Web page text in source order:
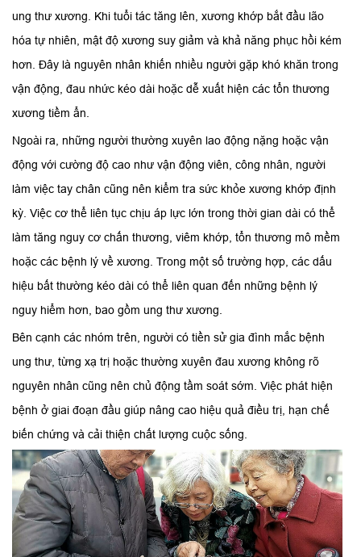
ung thư xương. Khi tuổi tác tăng lên, xương khớp bắt đầu lão
hóa tự nhiên, mật độ xương suy giảm và khả năng phục hồi kém
hơn. Đây là nguyên nhân khiến nhiều người gặp khó khăn trong
vận động, đau nhức kéo dài hoặc dễ xuất hiện các tổn thương
xương tiềm ẩn.
Ngoài ra, những người thường xuyên lao động nặng hoặc vận
động với cường độ cao như vận động viên, công nhân, người
làm việc tay chân cũng nên kiểm tra sức khỏe xương khớp định
kỳ. Việc cơ thể liên tục chịu áp lực lớn trong thời gian dài có thể
làm tăng nguy cơ chấn thương, viêm khớp, tổn thương mô mềm
hoặc các bệnh lý về xương. Trong một số trường hợp, các dấu
hiệu bất thường kéo dài có thể liên quan đến những bệnh lý
nguy hiểm hơn, bao gồm ung thư xương.
Bên cạnh các nhóm trên, người có tiền sử gia đình mắc bệnh
ung thư, từng xạ trị hoặc thường xuyên đau xương không rõ
nguyên nhân cũng nên chủ động tầm soát sớm. Việc phát hiện
bệnh ở giai đoạn đầu giúp nâng cao hiệu quả điều trị, hạn chế
biến chứng và cải thiện chất lượng cuộc sống.